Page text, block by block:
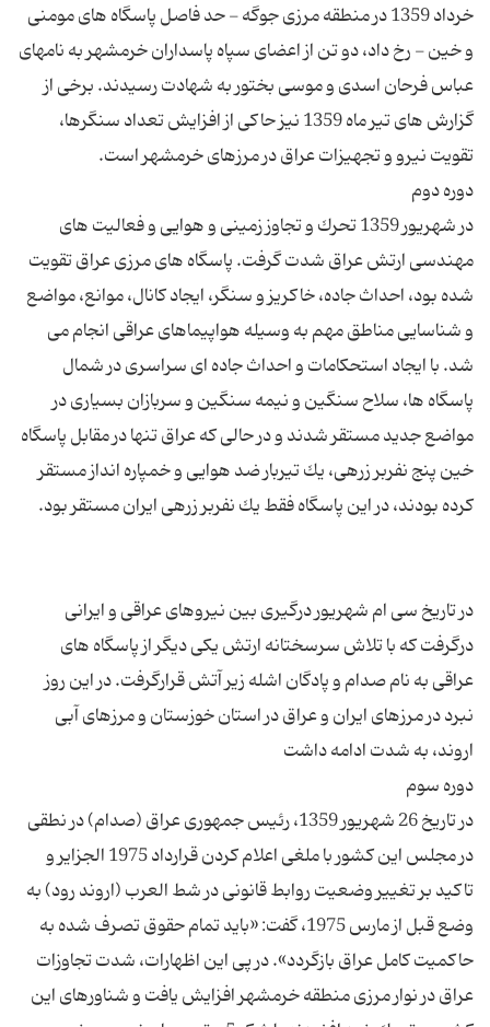
خرداد 1359 در منطقه مرزی جوگه - حد فاصل پاسگاه های مومنی
و خین - رخ داد، دو تن از اعضای سپاه پاسداران خرمشهر به نامهای
عباس فرحان اسدی و موسی بختور به شهادت رسیدند. برخی از
گزارش های تیر ماه 1359 نیز حاكی از افزایش تعداد سنگرها،
در شهریور 1359 تحرك و تجاوز زمینی و هوایی و فعالیت های
مهندسی ارتش عراق شدت گرفت. پاسگاه های مرزی عراق تقویت
شده بود، احداث جاده، خاكریز و سنگر، ایجاد كانال، موانع، مواضع
و شناسایی مناطق مهم به وسیله هواپیماهای عراقی انجام می
شد. با ایجاد استحكامات و احداث جاده ای سراسری در شمال
پاسگاه ها، سلاح سنگین و نیمه سنگین و سربازان بسیاری در
مواضع جدید مستقر شدند و در حالی كه عراق تنها در مقابل پاسگاه
خین پنج نفربر زرهی، یك تیربار ضد هوایی و خمپاره انداز مستقر
در تاریخ سی ام شهریور درگیری بین نیروهای عراقی و ایرانی
درگرفت که با تلاش سرسختانه ارتش یکی دیگر از پاسگاه های
عراقی به نام صدام و پادگان اشله زیر آتش قرارگرفت. در این روز
نبرد در مرزهای ایران و عراق در استان خوزستان و مرزهای آبی
در تاریخ 26 شهریور 1359، رئیس جمهوری عراق (صدام) در نطقی
در مجلس این كشور با ملغی اعلام كردن قرارداد 1975 الجزایر و
تاكید بر تغییر وضعیت روابط قانونی در شط العرب (اروند رود) به
وضع قبل از مارس 1975، گفت: «باید تمام حقوق تصرف شده به
حاكمیت كامل عراق بازگردد». در پی این اظهارات، شدت تجاوزات
عراق در نوار مرزی منطقه خرمشهر افزایش یافت و شناورهای این